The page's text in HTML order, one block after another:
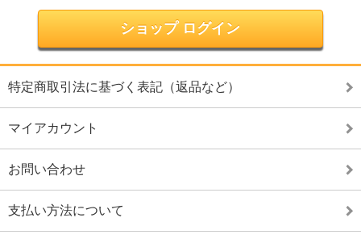
ショップ ログイン
特定商取引法に基づく表記（返品など）
マイアカウント
お問い合わせ
支払い方法について